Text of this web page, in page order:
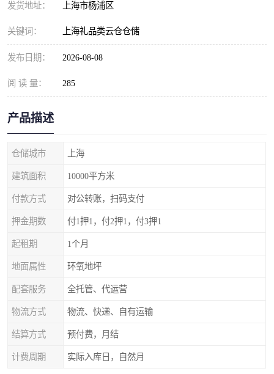
发货地址： 上海市杨浦区
关键词： 上海礼品类云仓仓储
发布日期： 2026-08-08
阅 读 量： 285
产品描述
仓储城市 上海
建筑面积 10000平方米
付款方式 对公转账，扫码支付
押金期数 付1押1，付2押1，付3押1
起租期 1个月
地面属性 环氧地坪
配套服务 全托管、代运营
物流方式 物流、快递、自有运输
结算方式 预付费，月结
计费周期 实际入库日，自然月